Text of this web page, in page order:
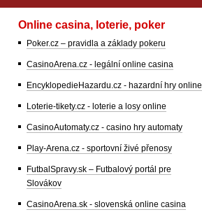
Online casina, loterie, poker
Poker.cz – pravidla a základy pokeru
CasinoArena.cz - legální online casina
EncyklopedieHazardu.cz - hazardní hry online
Loterie-tikety.cz - loterie a losy online
CasinoAutomaty.cz - casino hry automaty
Play-Arena.cz - sportovní živé přenosy
FutbalSpravy.sk – Futbalový portál pre
Slovákov
CasinoArena.sk - slovenská online casina